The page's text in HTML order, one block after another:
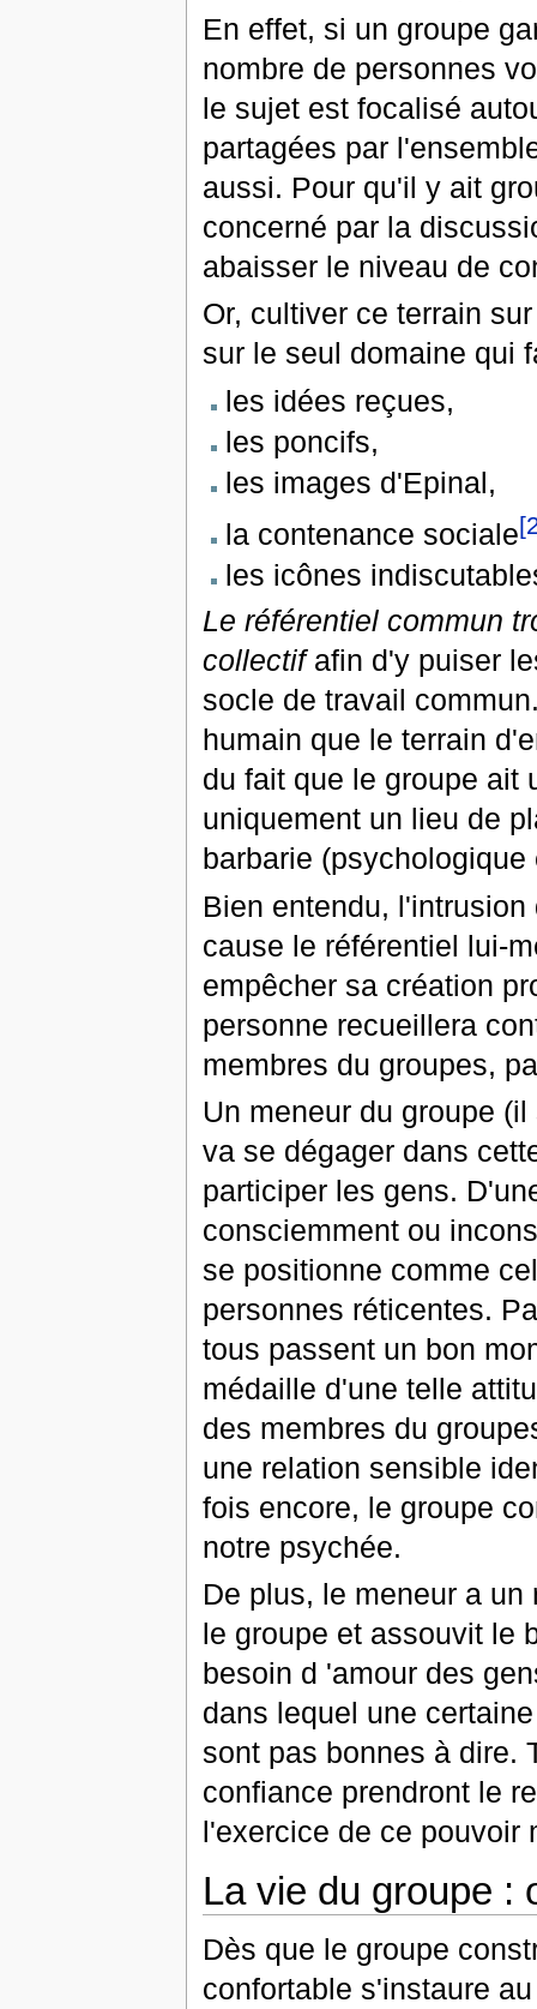
En effet, si un groupe
nombre de personnes
le sujet est focalisé
partagées par
aussi. Pour qu'il y ait
concerné par la
abaisser le niveau de
Or, cultiver ce terrain
sur le seul domaine qui
les idées reçues,
les poncifs,
les images d'Epinal,
la contenance sociale
les icônes
Le référentiel commun
collectifafin d'y puiser
socle de travail
humain que le terrain
du fait que le groupe ait
uniquement un lieu de
barbarie (psychologique
Bien entendu,
cause le référentiel lui-
empêcher sa création
personne recueillera
membres du groupes,
Un meneur du groupe
va se dégager dans
participer les gens.
consciemment ou
se positionne comme
personnes réticentes.
tous passent un bon
médaille d'une telle
des membres du
une relation sensible
fois encore, le groupe
notre psychée.
De plus, le meneur a
le groupe et assouvit le
besoin d 'amour des
dans lequel une
sont pas bonnes à dire.
confiance prendront le
l'exercice de ce pouvoir
La vie du groupe :
Dès que le groupe
confortable s'instaure